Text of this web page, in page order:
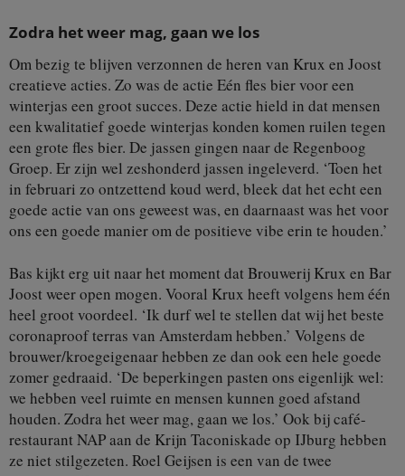
Zodra het weer mag, gaan we los
Om bezig te blijven verzonnen de heren van Krux en Joost
creatieve acties. Zo was de actie Eén fles bier voor een
winterjas een groot succes. Deze actie hield in dat mensen
een kwalitatief goede winterjas konden komen ruilen tegen
een grote fles bier. De jassen gingen naar de Regenboog
Groep. Er zijn wel zeshonderd jassen ingeleverd. ‘Toen het
in februari zo ontzettend koud werd, bleek dat het echt een
goede actie van ons geweest was, en daarnaast was het voor
ons een goede manier om de positieve vibe erin te houden.’
Bas kijkt erg uit naar het moment dat Brouwerij Krux en Bar
Joost weer open mogen. Vooral Krux heeft volgens hem één
heel groot voordeel. ‘Ik durf wel te stellen dat wij het beste
coronaproof terras van Amsterdam hebben.’ Volgens de
brouwer/kroegeigenaar hebben ze dan ook een hele goede
zomer gedraaid. ‘De beperkingen pasten ons eigenlijk wel:
we hebben veel ruimte en mensen kunnen goed afstand
houden. Zodra het weer mag, gaan we los.’ Ook bij café-
restaurant NAP aan de Krijn Taconiskade op IJburg hebben
ze niet stilgezeten. Roel Geijsen is een van de twee